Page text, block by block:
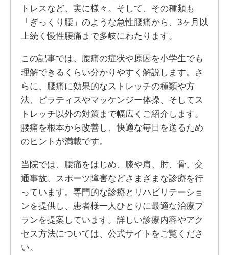
トレスなど、実に様々。そして、その種類も
「ぎっくり腰」のような急性腰痛から、3ヶ月以
上続く慢性腰痛まで多岐にわたります。
この記事では、腰痛の症状や原因を小学生でも
理解できるくらい分かりやすく解説します。さ
らに、腰痛に効果的なストレッチの種類や方
法、ピラティスやマッケンジー体操、そしてス
トレッチ以外の対策まで幅広くご紹介します。
腰痛を根本から改善し、快適な毎日を送るため
のヒントが満載です。
当院では、腰痛をはじめ、膝や肩、肘、骨、交
通事故、スポーツ障害などさまざまな診療を行
っています。専門的な診療とリハビリテーショ
ンを提供し、患者様一人ひとりに最適な治療プ
ランを提案しています。詳しい診療内容やアク
セス方法については、公式サイトをご覧くださ
い。